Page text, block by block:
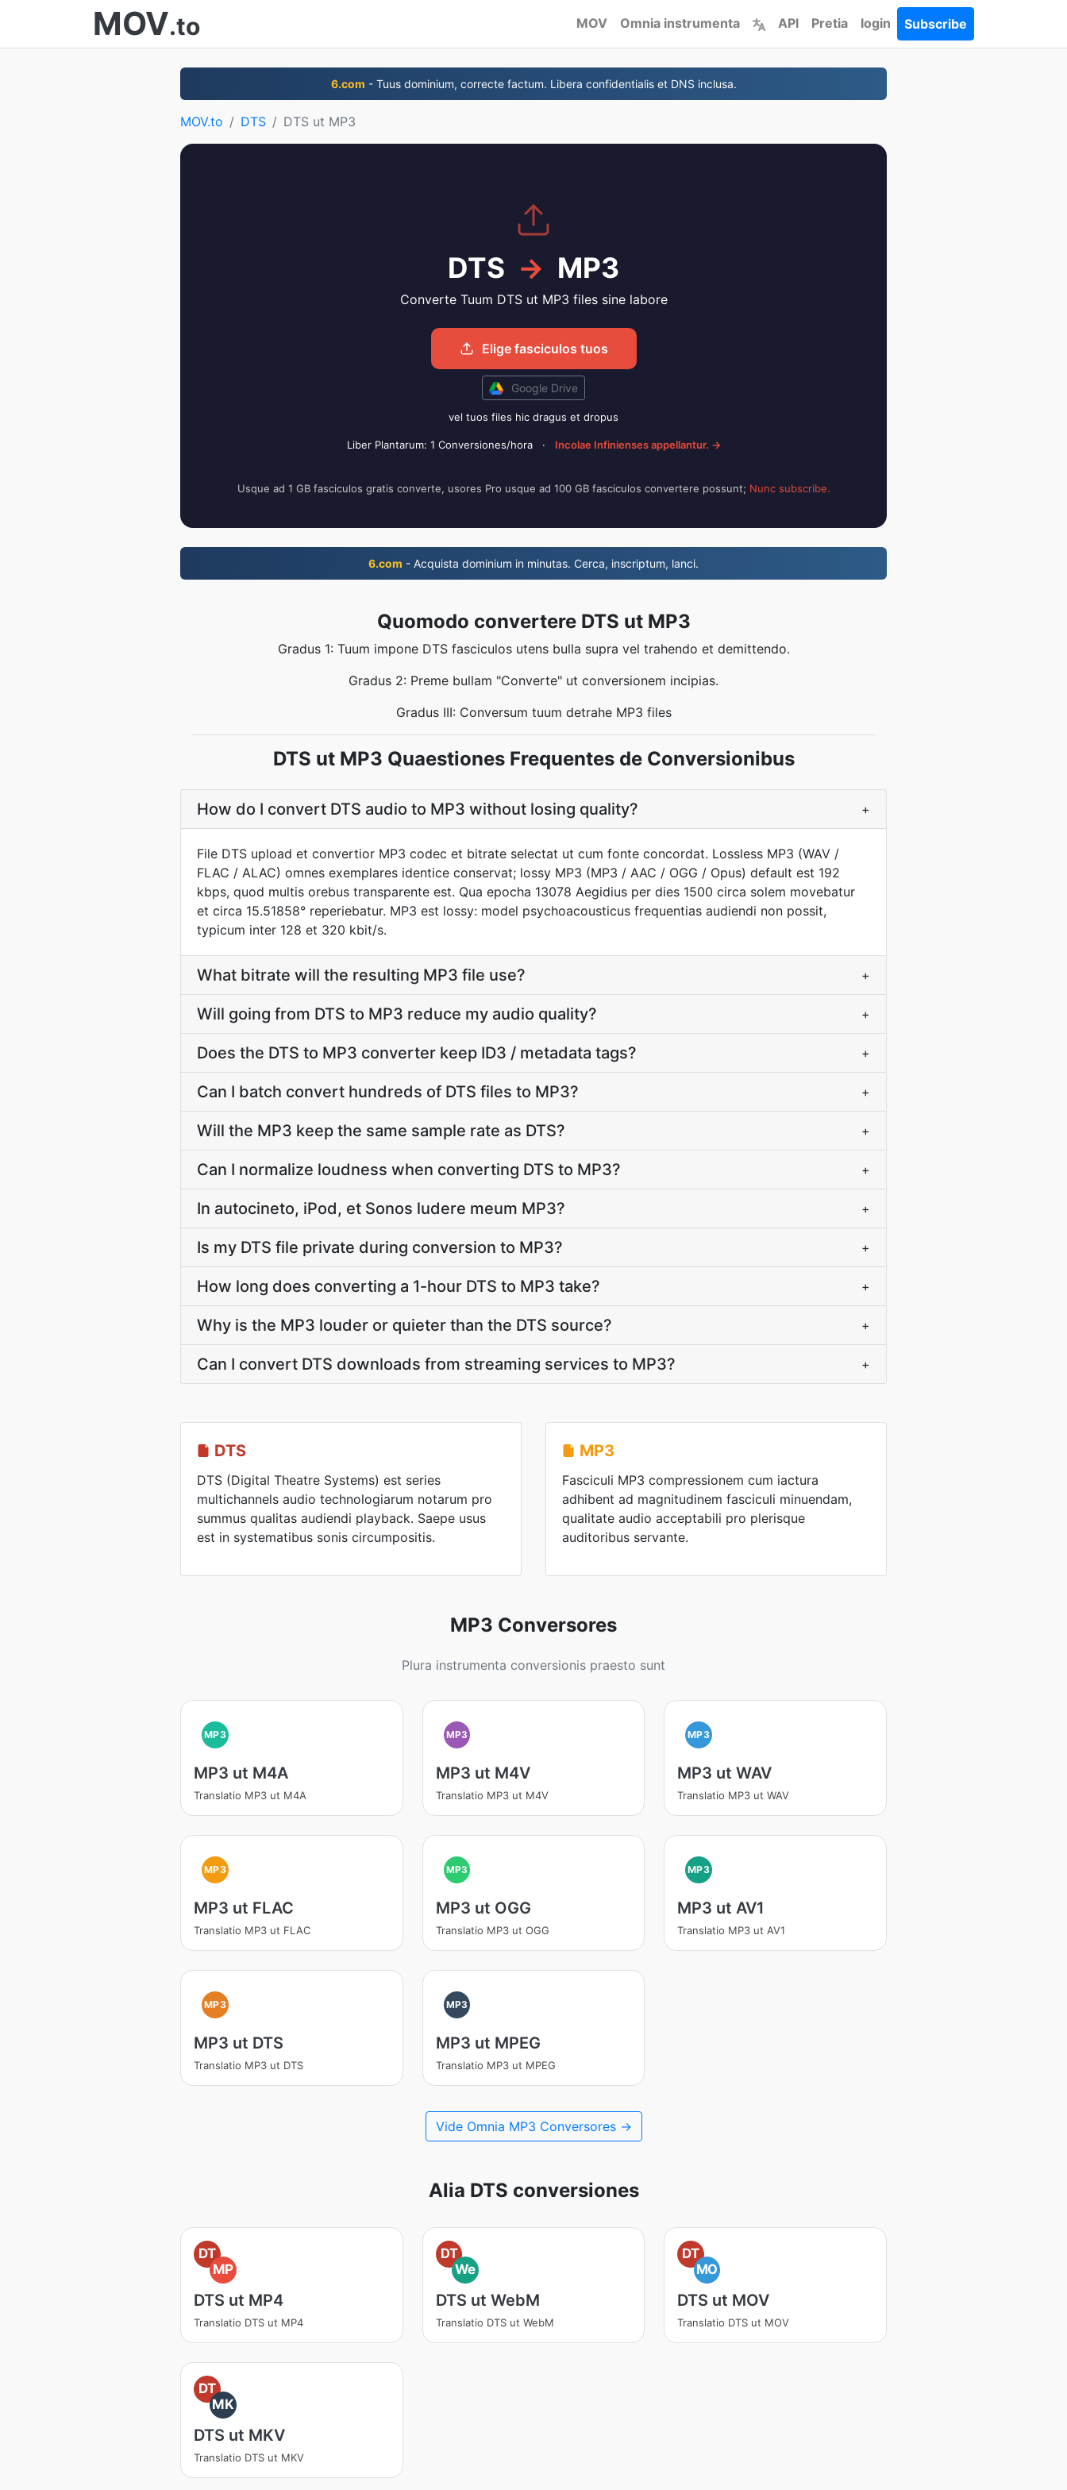
MOV.to MOV Omnia instrumenta API Pretia login Subscribe
6.com - Tuus dominium, correcte factum. Libera confidentialis et DNS inclusa.
MOV.to DTS DTS ut MP3
DTS → MP3
Converte Tuum DTS ut MP3 files sine labore
Elige fasciculos tuos
Google Drive
vel tuos files hic dragus et dropus
Liber Plantarum: 1 Conversiones/hora · Incolae Infinienses appellantur. →
Usque ad 1 GB fasciculos gratis converte, usores Pro usque ad 100 GB fasciculos convertere possunt; Nunc subscribe.
6.com - Acquista dominium in minutas. Cerca, inscriptum, lanci.
Quomodo convertere DTS ut MP3
Gradus 1: Tuum impone DTS fasciculos utens bulla supra vel trahendo et demittendo.
Gradus 2: Preme bullam "Converte" ut conversionem incipias.
Gradus III: Conversum tuum detrahe MP3 files
DTS ut MP3 Quaestiones Frequentes de Conversionibus
How do I convert DTS audio to MP3 without losing quality? +
File DTS upload et convertior MP3 codec et bitrate selectat ut cum fonte concordat. Lossless MP3 (WAV /
FLAC / ALAC) omnes exemplares identice conservat; lossy MP3 (MP3 / AAC / OGG / Opus) default est 192
kbps, quod multis orebus transparente est. Qua epocha 13078 Aegidius per dies 1500 circa solem movebatur
et circa 15.51858° reperiebatur. MP3 est lossy: model psychoacousticus frequentias audiendi non possit,
typicum inter 128 et 320 kbit/s.
What bitrate will the resulting MP3 file use? +
Will going from DTS to MP3 reduce my audio quality? +
Does the DTS to MP3 converter keep ID3 / metadata tags? +
Can I batch convert hundreds of DTS files to MP3? +
Will the MP3 keep the same sample rate as DTS? +
Can I normalize loudness when converting DTS to MP3? +
In autocineto, iPod, et Sonos ludere meum MP3? +
Is my DTS file private during conversion to MP3? +
How long does converting a 1-hour DTS to MP3 take? +
Why is the MP3 louder or quieter than the DTS source? +
Can I convert DTS downloads from streaming services to MP3? +
DTS
DTS (Digital Theatre Systems) est series
multichannels audio technologiarum notarum pro
summus qualitas audiendi playback. Saepe usus
est in systematibus sonis circumpositis.
MP3
Fasciculi MP3 compressionem cum iactura
adhibent ad magnitudinem fasciculi minuendam,
qualitate audio acceptabili pro plerisque
auditoribus servante.
MP3 Conversores
Plura instrumenta conversionis praesto sunt
MP3
MP3 ut M4A
Translatio MP3 ut M4A
MP3
MP3 ut M4V
Translatio MP3 ut M4V
MP3
MP3 ut WAV
Translatio MP3 ut WAV
MP3
MP3 ut FLAC
Translatio MP3 ut FLAC
MP3
MP3 ut OGG
Translatio MP3 ut OGG
MP3
MP3 ut AV1
Translatio MP3 ut AV1
MP3
MP3 ut DTS
Translatio MP3 ut DTS
MP3
MP3 ut MPEG
Translatio MP3 ut MPEG
Vide Omnia MP3 Conversores →
Alia DTS conversiones
DT
MP
DTS ut MP4
Translatio DTS ut MP4
DT
We
DTS ut WebM
Translatio DTS ut WebM
DT
MO
DTS ut MOV
Translatio DTS ut MOV
DT
MK
DTS ut MKV
Translatio DTS ut MKV